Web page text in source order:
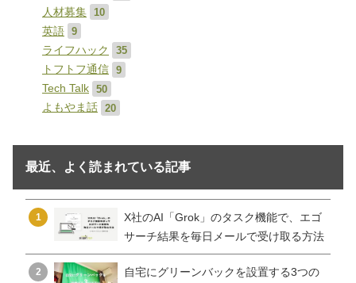
人材募集
10
英語
9
ライフハック
35
トフトフ通信
9
Tech Talk
50
よもやま話
20
最近、よく読まれている記事
1
X社のAI「Grok」のタスク機能で、エゴ
サーチ結果を毎日メールで受け取る方法
2
自宅にグリーンバックを設置する3つの